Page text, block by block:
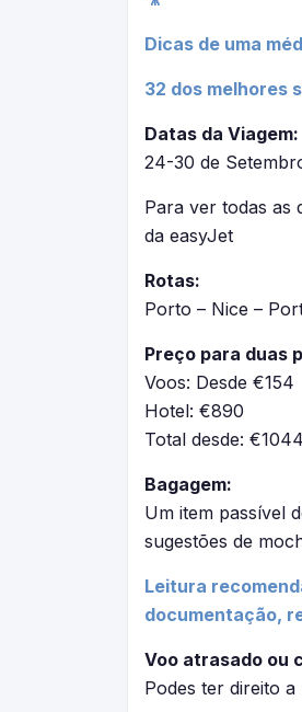
Dicas de uma
32 dos melhores
Datas da Viagem:
24-30 de
Para ver todas as
da easyJet
Rotas:
Porto – Nice –
Preço para duas
Voos: Desde €154
Hotel: €890
Total desde:
Bagagem:
Um item passível
sugestões de
Leitura
documentação,
Voo atrasado ou
Podes ter direito